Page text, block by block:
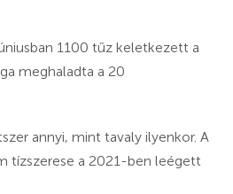
1100 tűz keletkezett a
meghaladta a 20
annyi, mint tavaly ilyenkor. A
tízszerese a 2021-ben leégett